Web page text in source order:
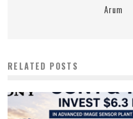
Arum
RELATED POSTS